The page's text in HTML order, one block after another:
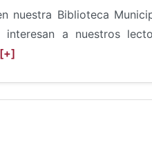
nuestra Biblioteca
a nuestros
[+]